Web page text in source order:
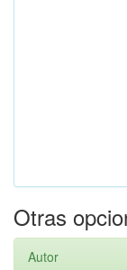
Otras
Autor